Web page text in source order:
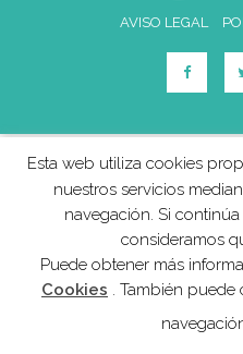
AVISO LEGAL
Esta web utiliza cookies
nuestros servicios
navegación. Si
consideramos
Puede obtener más
Cookies . También puede